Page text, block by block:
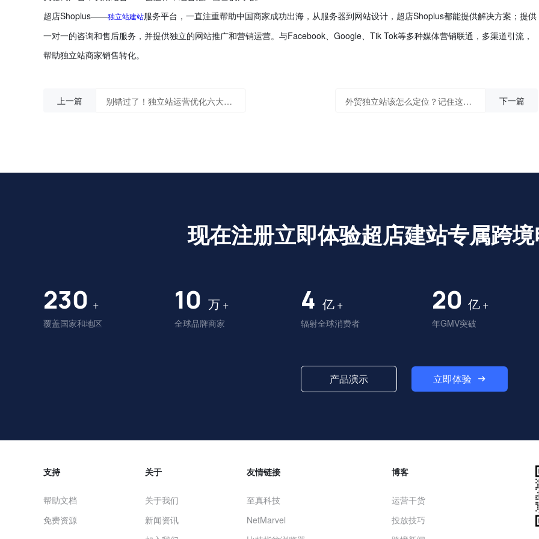
超店Shoplus——独立站建站服务平台，一直注重帮助中国商家成功出海，从服务器到网站设计，超店Shoplus都能提供解决方案；提供
一对一的咨询和售后服务，并提供独立的网站推广和营销运营。与Facebook、Google、Tik Tok等多种媒体营销联通，多渠道引流，
帮助独立站商家销售转化。
上一篇 别错过了！独立站运营优化六大技巧 外贸独立站该怎么定位？记住这几条 下一篇
现在注册立即体验超店建站专属跨
230 +
覆盖国家和地区
10 万 +
全球品牌商家
4 亿+
辐射全球消费者
20 亿 +
年GMV突破
产品演示 立即体验
支持
帮助文档
免费资源
关于
关于我们
新闻资讯
友情链接
至真科技
NetMarvel
博客
运营干货
投放技巧